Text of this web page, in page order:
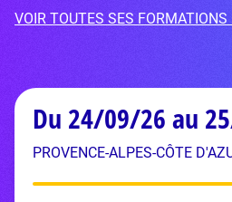
VOIR TOUTES SES FORMATIONS
Du 24/09/26 au
PROVENCE-ALPES-CÔTE